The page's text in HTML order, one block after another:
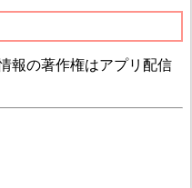
報の著作権はアプリ配信